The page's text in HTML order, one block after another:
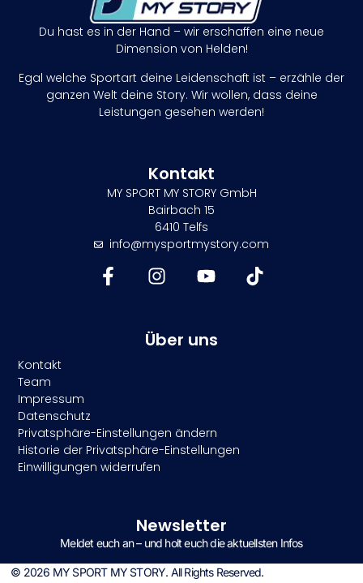
Du hast es in der Hand – wir erschaffen eine neue
Dimension von Helden!
Egal welche Sportart deine Leidenschaft ist – erzähle der
ganzen Welt deine Story. Wir wollen, dass deine
Leistungen gesehen werden!
Kontakt
MY SPORT MY STORY GmbH
Bairbach 15
6410 Telfs
info@mysportmystory.com
Über uns
Kontakt
Team
Impressum
Datenschutz
Privatsphäre-Einstellungen ändern
Historie der Privatsphäre-Einstellungen
Einwilligungen widerrufen
Newsletter
Meldet euch an – und holt euch die aktuellsten Infos
© 2026 MY SPORT MY STORY. All Rights Reserved.